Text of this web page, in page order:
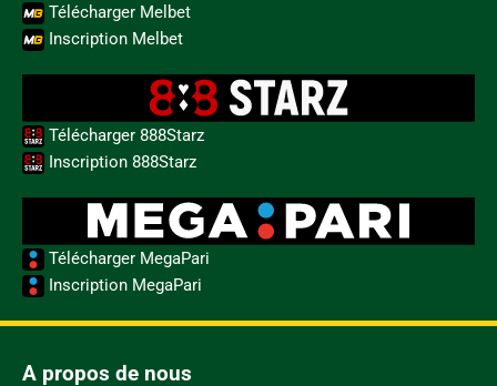
Télécharger Melbet
Inscription Melbet
Télécharger 888Starz
Inscription 888Starz
Télécharger MegaPari
Inscription MegaPari
A propos de nous